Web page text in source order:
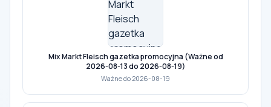
Mix Markt Fleisch gazetka promocyjna (Ważne od
2026-08-13 do 2026-08-19)
Ważne do 2026-08-19